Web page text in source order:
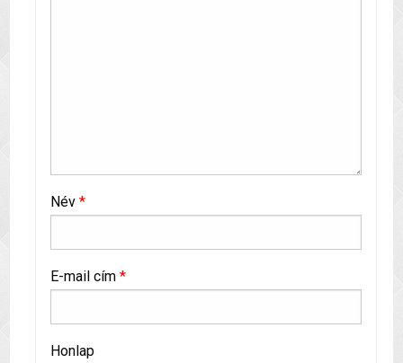
Név *
E-mail cím *
Honlap